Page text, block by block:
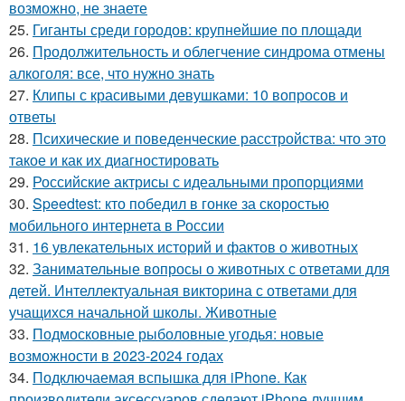
возможно, не знаете
25. Гиганты среди городов: крупнейшие по площади
26. Продолжительность и облегчение синдрома отмены
алкоголя: все, что нужно знать
27. Клипы с красивыми девушками: 10 вопросов и
ответы
28. Психические и поведенческие расстройства: что это
такое и как их диагностировать
29. Российские актрисы с идеальными пропорциями
30. Speedtest: кто победил в гонке за скоростью
мобильного интернета в России
31. 16 увлекательных историй и фактов о животных
32. Занимательные вопросы о животных с ответами для
детей. Интеллектуальная викторина с ответами для
учащихся начальной школы. Животные
33. Подмосковные рыболовные угодья: новые
возможности в 2023-2024 годах
34. Подключаемая вспышка для iPhone. Как